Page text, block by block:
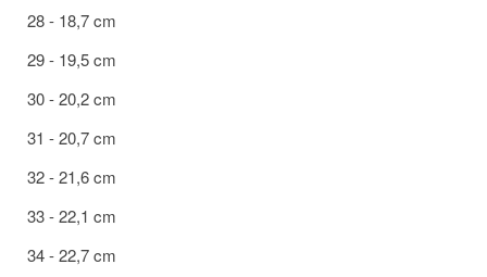
28 - 18,7 cm
29 - 19,5 cm
30 - 20,2 cm
31 - 20,7 cm
32 - 21,6 cm
33 - 22,1 cm
34 - 22,7 cm